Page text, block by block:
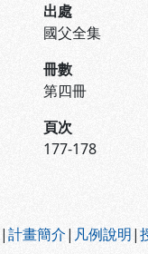
出處
國父全集
冊數
第四冊
頁次
177-178
|計畫簡介| 凡例說明|